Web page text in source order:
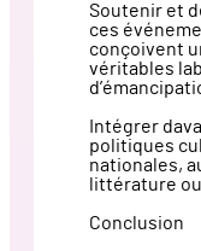
Soutenir et
ces
conçoivent
véritables
Intégrer
politiques
nationales,
littérature
Conclusion